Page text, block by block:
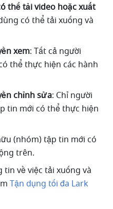
thể tải video hoặc xuất
có thể tải xuống và
xem: Tất cả người
thể thực hiện các hành
chỉnh sửa: Chỉ người
tin mới có thể thực hiện
(nhóm) tập tin mới có
trên.
về việc tải xuống và
Tận dụng tối đa Lark